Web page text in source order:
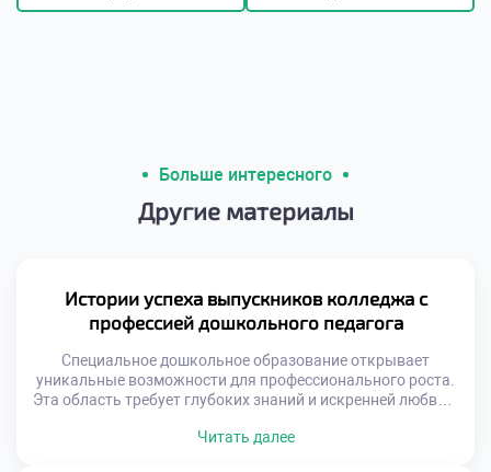
Больше интересного
Другие материалы
Истории успеха выпускников колледжа с
профессией дошкольного педагога
Специальное дошкольное образование открывает
уникальные возможности для профессионального роста.
Эта область требует глубоких знаний и искренней любви к
наставниками для маленьких личностей. Их труд
Читать далее